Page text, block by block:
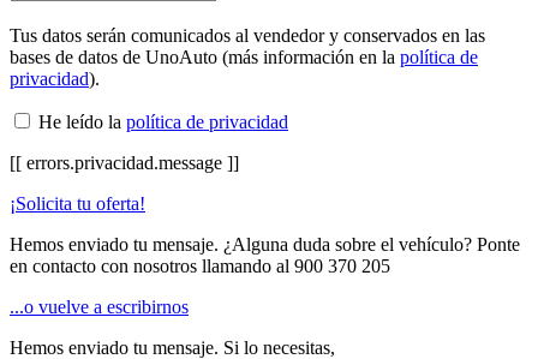
Tus datos serán comunicados al vendedor y conservados en las
bases de datos de UnoAuto (más información en la política de
privacidad).
He leído la política de privacidad
[[ errors.privacidad.message ]]
¡Solicita tu oferta!
Hemos enviado tu mensaje. ¿Alguna duda sobre el vehículo? Ponte
en contacto con nosotros llamando al 900 370 205
...o vuelve a escribirnos
Hemos enviado tu mensaje. Si lo necesitas,